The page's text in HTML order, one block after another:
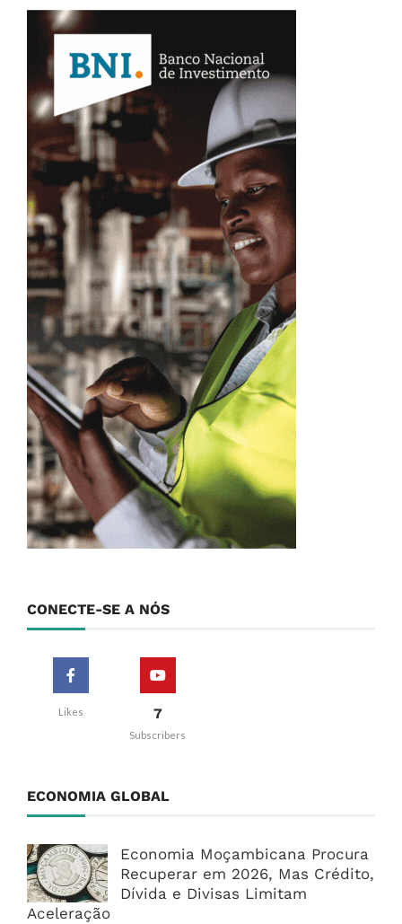
CONECTE-SE A NÓS
Likes 7
Subscribers
ECONOMIA GLOBAL
Economia Moçambicana Procura
Recuperar em 2026, Mas Crédito,
Dívida e Divisas Limitam
Aceleração